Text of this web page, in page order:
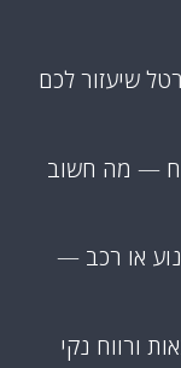
שיעזור לכם
— מה חשוב
או רכב —
ורווח נקי